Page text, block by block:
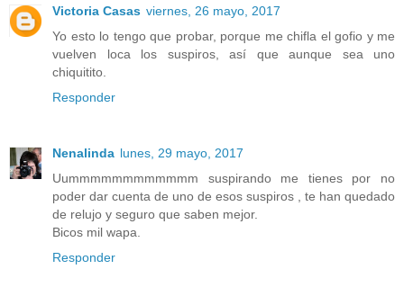
Victoria Casas viernes, 26 mayo, 2017
Yo esto lo tengo que probar, porque me chifla el gofio y me
vuelven loca los suspiros, así que aunque sea uno
chiquitito.
Responder
Nenalinda lunes, 29 mayo, 2017
Uummmmmmmmmmmm suspirando me tienes por no
poder dar cuenta de uno de esos suspiros , te han quedado
de relujo y seguro que saben mejor.
Bicos mil wapa.
Responder